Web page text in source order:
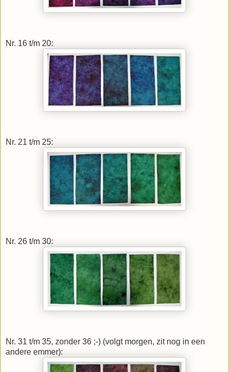
Nr. 16 t/m 20:
Nr. 21 t/m 25:
Nr. 26 t/m 30:
Nr. 31 t/m 35, zonder 36 ;-) (volgt morgen, zit nog in een
andere emmer):